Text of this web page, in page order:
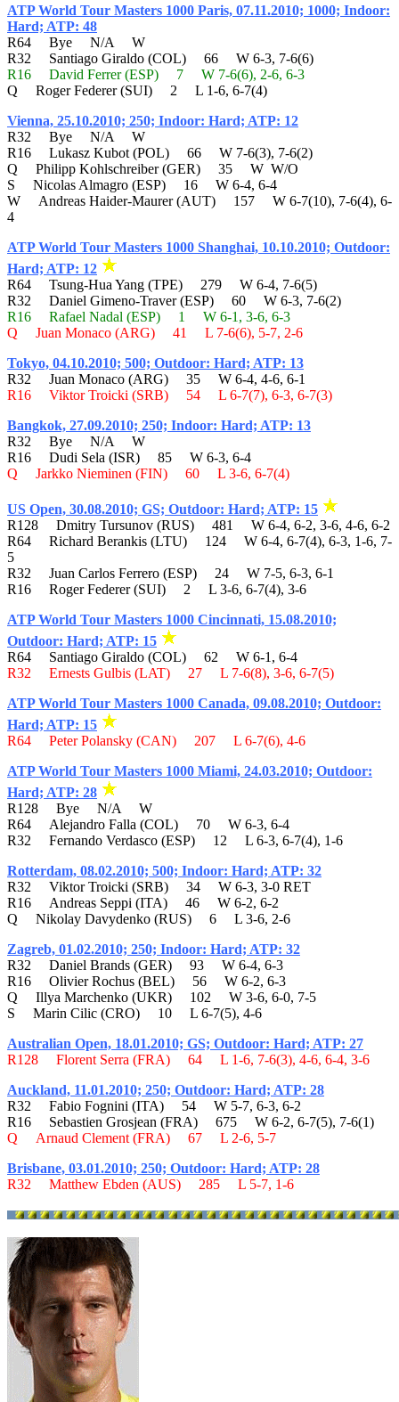
ATP World Tour Masters 1000 Paris, 07.11.2010; 1000; Indoor:
Hard; ATP: 48
R64 Bye N/A W
R32 Santiago Giraldo (COL) 66 W 6-3, 7-6(6)
R16 David Ferrer (ESP) 7 W 7-6(6), 2-6, 6-3
Q Roger Federer (SUI) 2 L 1-6, 6-7(4)
Vienna, 25.10.2010; 250; Indoor: Hard; ATP: 12
R32 Bye N/A W
R16 Lukasz Kubot (POL) 66 W 7-6(3), 7-6(2)
Q Philipp Kohlschreiber (GER) 35 W W/O
S Nicolas Almagro (ESP) 16 W 6-4, 6-4
W Andreas Haider-Maurer (AUT) 157 W 6-7(10), 7-6(4), 6-
4
ATP World Tour Masters 1000 Shanghai, 10.10.2010; Outdoor:
Hard; ATP: 12
R64 Tsung-Hua Yang (TPE) 279 W 6-4, 7-6(5)
R32 Daniel Gimeno-Traver (ESP) 60 W 6-3, 7-6(2)
R16 Rafael Nadal (ESP) 1 W 6-1, 3-6, 6-3
Q Juan Monaco (ARG) 41 L 7-6(6), 5-7, 2-6
Tokyo, 04.10.2010; 500; Outdoor: Hard; ATP: 13
R32 Juan Monaco (ARG) 35 W 6-4, 4-6, 6-1
R16 Viktor Troicki (SRB) 54 L 6-7(7), 6-3, 6-7(3)
Bangkok, 27.09.2010; 250; Indoor: Hard; ATP: 13
R32 Bye N/A W
R16 Dudi Sela (ISR) 85 W 6-3, 6-4
Q Jarkko Nieminen (FIN) 60 L 3-6, 6-7(4)
US Open, 30.08.2010; GS; Outdoor: Hard; ATP: 15
R128 Dmitry Tursunov (RUS) 481 W 6-4, 6-2, 3-6, 4-6, 6-2
R64 Richard Berankis (LTU) 124 W 6-4, 6-7(4), 6-3, 1-6, 7-
5
R32 Juan Carlos Ferrero (ESP) 24 W 7-5, 6-3, 6-1
R16 Roger Federer (SUI) 2 L 3-6, 6-7(4), 3-6
ATP World Tour Masters 1000 Cincinnati, 15.08.2010;
Outdoor: Hard; ATP: 15
R64 Santiago Giraldo (COL) 62 W 6-1, 6-4
R32 Ernests Gulbis (LAT) 27 L 7-6(8), 3-6, 6-7(5)
ATP World Tour Masters 1000 Canada, 09.08.2010; Outdoor:
Hard; ATP: 15
R64 Peter Polansky (CAN) 207 L 6-7(6), 4-6
ATP World Tour Masters 1000 Miami, 24.03.2010; Outdoor:
Hard; ATP: 28
R128 Bye N/A W
R64 Alejandro Falla (COL) 70 W 6-3, 6-4
R32 Fernando Verdasco (ESP) 12 L 6-3, 6-7(4), 1-6
Rotterdam, 08.02.2010; 500; Indoor: Hard; ATP: 32
R32 Viktor Troicki (SRB) 34 W 6-3, 3-0 RET
R16 Andreas Seppi (ITA) 46 W 6-2, 6-2
Q Nikolay Davydenko (RUS) 6 L 3-6, 2-6
Zagreb, 01.02.2010; 250; Indoor: Hard; ATP: 32
R32 Daniel Brands (GER) 93 W 6-4, 6-3
R16 Olivier Rochus (BEL) 56 W 6-2, 6-3
Q Illya Marchenko (UKR) 102 W 3-6, 6-0, 7-5
S Marin Cilic (CRO) 10 L 6-7(5), 4-6
Australian Open, 18.01.2010; GS; Outdoor: Hard; ATP: 27
R128 Florent Serra (FRA) 64 L 1-6, 7-6(3), 4-6, 6-4, 3-6
Auckland, 11.01.2010; 250; Outdoor: Hard; ATP: 28
R32 Fabio Fognini (ITA) 54 W 5-7, 6-3, 6-2
R16 Sebastien Grosjean (FRA) 675 W 6-2, 6-7(5), 7-6(1)
Q Arnaud Clement (FRA) 67 L 2-6, 5-7
Brisbane, 03.01.2010; 250; Outdoor: Hard; ATP: 28
R32 Matthew Ebden (AUS) 285 L 5-7, 1-6